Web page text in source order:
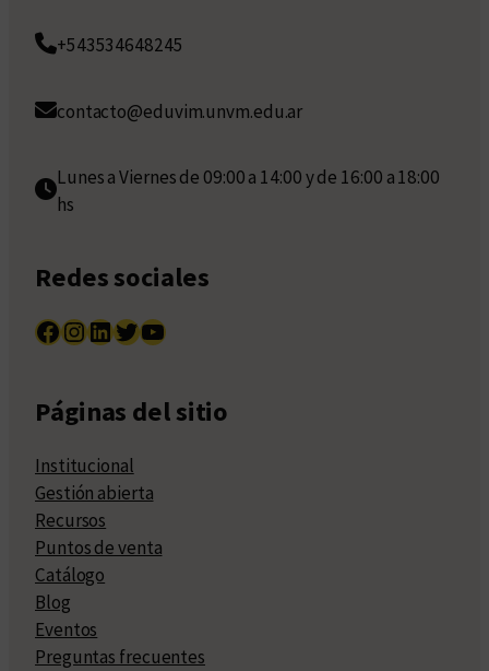
+543534648245
contacto@eduvim.unvm.edu.ar
Lunes a Viernes de 09:00 a 14:00 y de 16:00 a 18:00
hs
Redes sociales
Facebook InstagramLinkedIn Twitter YouTube
Páginas del sitio
Institucional
Gestión abierta
Recursos
Puntos de venta
Catálogo
Blog
Eventos
Preguntas frecuentes